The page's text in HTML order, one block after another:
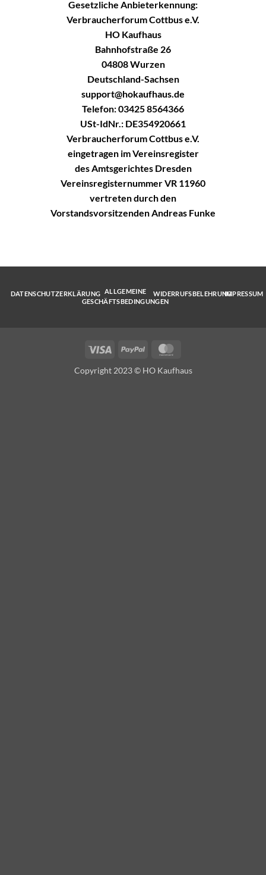
Gesetzliche Anbieterkennung:
Verbraucherforum Cottbus e.V.
HO Kaufhaus
Bahnhofstraße 26
04808 Wurzen
Deutschland-Sachsen
support@hokaufhaus.de
Telefon: 03425 8564366
USt-IdNr.: DE354920661
Verbraucherforum Cottbus e.V.
eingetragen im Vereinsregister
des Amtsgerichtes Dresden
Vereinsregisternummer VR 11960
vertreten durch den
Vorstandsvorsitzenden Andreas Funke
DATENSCHUTZERKLÄRUNG ALLGEMEINE
GESCHÄFTSBEDINGUNGEN
WIDERRUFSBELEHRUNGIMPRESSUM
Visa PayPal
Copyright 2023 © HO Kaufhaus